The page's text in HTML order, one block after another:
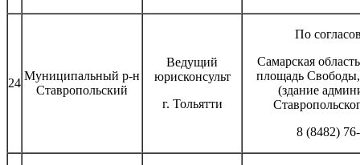
24
Муниципальный р-н
Ставропольский
Ведущий
юрисконсульт
г. Тольятти
По
Самарская
площадь
(здание
8 (8482)